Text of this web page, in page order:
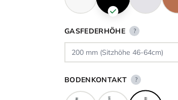
GASFEDERHÖHE ?
BODENKONTAKT ?